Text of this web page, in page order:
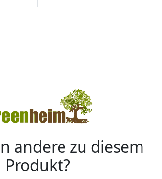
andere zu diesem
Produkt?